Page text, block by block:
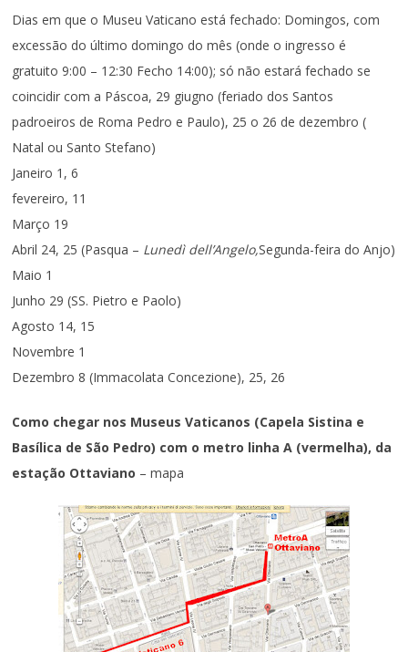
Dias em que o Museu Vaticano está fechado: Domingos, com
excessão do último domingo do mês (onde o ingresso é
gratuito 9:00 – 12:30 Fecho 14:00); só não estará fechado se
coincidir com a Páscoa, 29 giugno (feriado dos Santos
padroeiros de Roma Pedro e Paulo), 25 o 26 de dezembro (
Natal ou Santo Stefano)
Janeiro 1, 6
fevereiro, 11
Março 19
Abril 24, 25 (Pasqua – Lunedì dell’Angelo,Segunda-feira do Anjo)
Maio 1
Junho 29 (SS. Pietro e Paolo)
Agosto 14, 15
Novembre 1
Dezembro 8 (Immacolata Concezione), 25, 26
Como chegar nos Museus Vaticanos (Capela Sistina e
Basílica de São Pedro) com o metro linha A (vermelha), da
estação Ottaviano – mapa